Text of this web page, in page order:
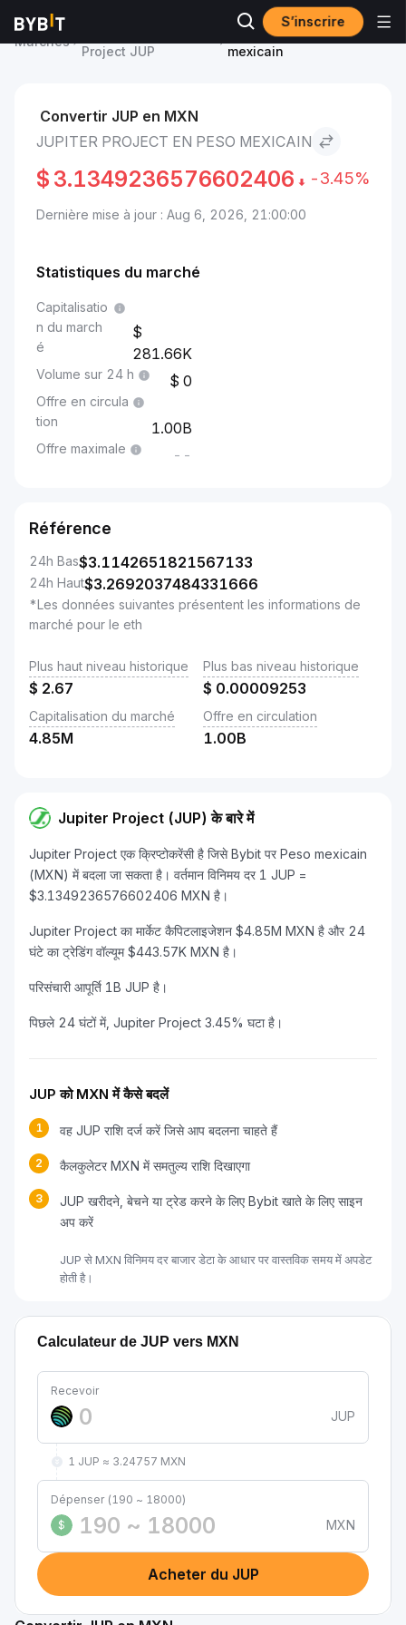
S’inscrire
Marchés
Project JUP
Jupiter Project to Peso
mexicain
Convertir JUP en MXN
JUPITER PROJECT EN PESO MEXICAIN
$ 3.1349236576602406 -3.45%
Dernière mise à jour : Aug 6, 2026, 21:00:00
Statistiques du marché
Capitalisatio
n du march
é
281.66K
Volume sur 24 h 0
Offre en circula
tion
1.00B
Offre maximale --
Référence
24h Bas$3.1142651821567133
24h Haut$3.2692037484331666
*Les données suivantes présentent les informations de
marché pour le eth
Plus haut niveau historique
$ 2.67
Plus bas niveau historique
$ 0.00009253
Capitalisation du marché
4.85M
Offre en circulation
1.00B
Jupiter Project (JUP) के बारे में
Jupiter Project एक क्रिप्टोकरेंसी है जिसे Bybit पर Peso mexicain
(MXN) में बदला जा सकता है। वर्तमान विनिमय दर 1 JUP =
$3.1349236576602406 MXN है।
Jupiter Project का मार्केट कैपिटलाइजेशन $4.85M MXN है और 24
घंटे का ट्रेडिंग वॉल्यूम $443.57K MXN है।
परिसंचारी आपूर्ति 1B JUP है।
पिछले 24 घंटों में, Jupiter Project 3.45% घटा है।
JUP को MXN में कैसे बदलें
1 वह JUP राशि दर्ज करें जिसे आप बदलना चाहते हैं
2 कैलकुलेटर MXN में समतुल्य राशि दिखाएगा
3
JUP खरीदने, बेचने या ट्रेड करने के लिए Bybit खाते के लिए साइन
अप करें
JUP से MXN विनिमय दर बाजार डेटा के आधार पर वास्तविक समय में अपडेट
होती है।
Calculateur de JUP vers MXN
Recevoir
JUP
1 JUP ≈ 3.24757 MXN
Dépenser (190 ~ 18000)
$
MXN
Acheter du JUP